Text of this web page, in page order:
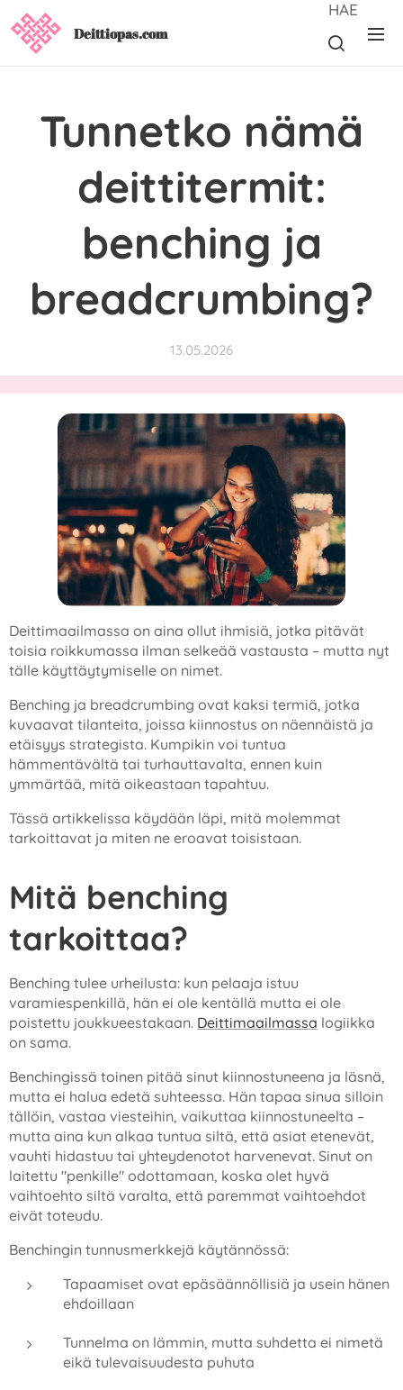
Deittiopas.com
HAE
Tunnetko nämä
deittitermit:
benching ja
breadcrumbing?
13.05.2026
Deittimaailmassa on aina ollut ihmisiä, jotka pitävät
toisia roikkumassa ilman selkeää vastausta – mutta nyt
tälle käyttäytymiselle on nimet.
Benching ja breadcrumbing ovat kaksi termiä, jotka
kuvaavat tilanteita, joissa kiinnostus on näennäistä ja
etäisyys strategista. Kumpikin voi tuntua
hämmentävältä tai turhauttavalta, ennen kuin
ymmärtää, mitä oikeastaan tapahtuu.
Tässä artikkelissa käydään läpi, mitä molemmat
tarkoittavat ja miten ne eroavat toisistaan.
Mitä benching
tarkoittaa?
Benching tulee urheilusta: kun pelaaja istuu
varamiespenkillä, hän ei ole kentällä mutta ei ole
poistettu joukkueestakaan. Deittimaailmassa logiikka
on sama.
Benchingissä toinen pitää sinut kiinnostuneena ja läsnä,
mutta ei halua edetä suhteessa. Hän tapaa sinua silloin
tällöin, vastaa viesteihin, vaikuttaa kiinnostuneelta –
mutta aina kun alkaa tuntua siltä, että asiat etenevät,
vauhti hidastuu tai yhteydenotot harvenevat. Sinut on
laitettu "penkille" odottamaan, koska olet hyvä
vaihtoehto siltä varalta, että paremmat vaihtoehdot
eivät toteudu.
Benchingin tunnusmerkkejä käytännössä:
Tapaamiset ovat epäsäännöllisiä ja usein hänen
ehdoillaan
Tunnelma on lämmin, mutta suhdetta ei nimetä
eikä tulevaisuudesta puhuta